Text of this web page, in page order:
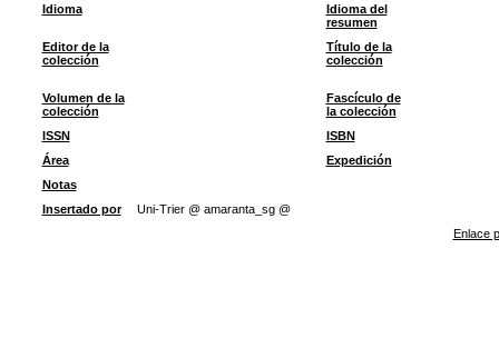
Idioma
Idioma del
resumen
Editor de la
colección
Título de la
colección
Volumen de la
colección
Fascículo de
la colección
ISSN
ISBN
Área
Expedición
Notas
Insertado por
Uni-Trier @ amaranta_sg @
Enlace